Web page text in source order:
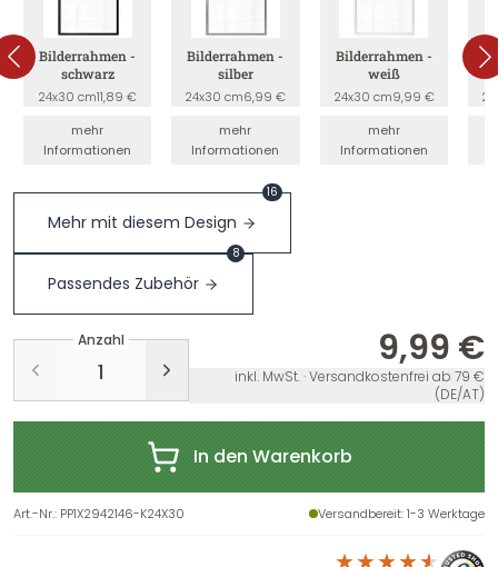
Bilderrahmen -
schwarz
24x30 cm11,89 €
mehr
Informationen
Bilderrahmen -
silber
24x30 cm6,99 €
mehr
Informationen
Bilderrahmen -
weiß
24x30 cm9,99 €
mehr
Informationen
Mehr mit diesem Design
16
Passendes Zubehör
8
Anzahl 9,99 €
inkl. MwSt. · Versandkostenfrei ab 79 €
(DE/AT)
In den Warenkorb
Art.-Nr.: PP1X2942146-K24X30 Versandbereit: 1-3 Werktage